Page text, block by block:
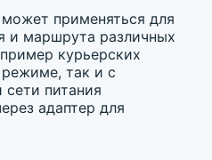
применяться для
и маршрута различных
курьерских
так и с
питания
адаптер для